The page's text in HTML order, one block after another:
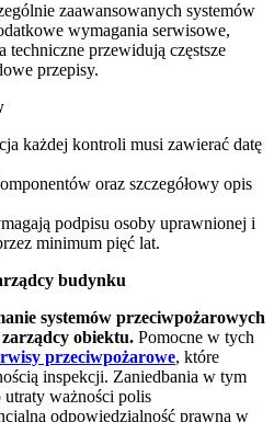
zaawansowanych systemów
wymagania serwisowe,
techniczne przewidują częstsze
przepisy.
każdej kontroli musi zawierać datę
oraz szczegółowy opis
podpisu osoby uprawnionej i
minimum pięć lat.
budynku
systemów przeciwpożarowych
zarządcy obiektu. Pomocne w tych
przeciwpożarowe, które
inspekcji. Zaniedbania w tym
utraty ważności polis
odpowiedzialność prawną w